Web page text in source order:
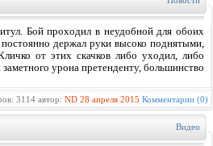
Бой проходил в неудобной для обоих
держал руки высоко поднятыми,
от этих скачков либо уходил, либо
урона претенденту, большинство
3114 автор: ND 28 апреля 2015 Комментарии (0)
Видео